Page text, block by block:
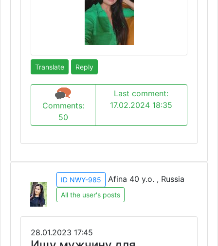
Translate Reply
Comments:
50
Last comment:
17.02.2024 18:35
ID NWY-985 Afina 40 y.o. , Russia
All the user's posts
28.01.2023 17:45